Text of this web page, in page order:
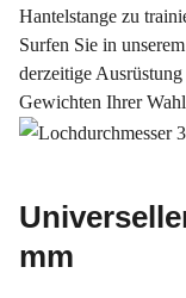
Hantelstange zu
Surfen Sie in
derzeitige
Gewichten Ihrer
mm